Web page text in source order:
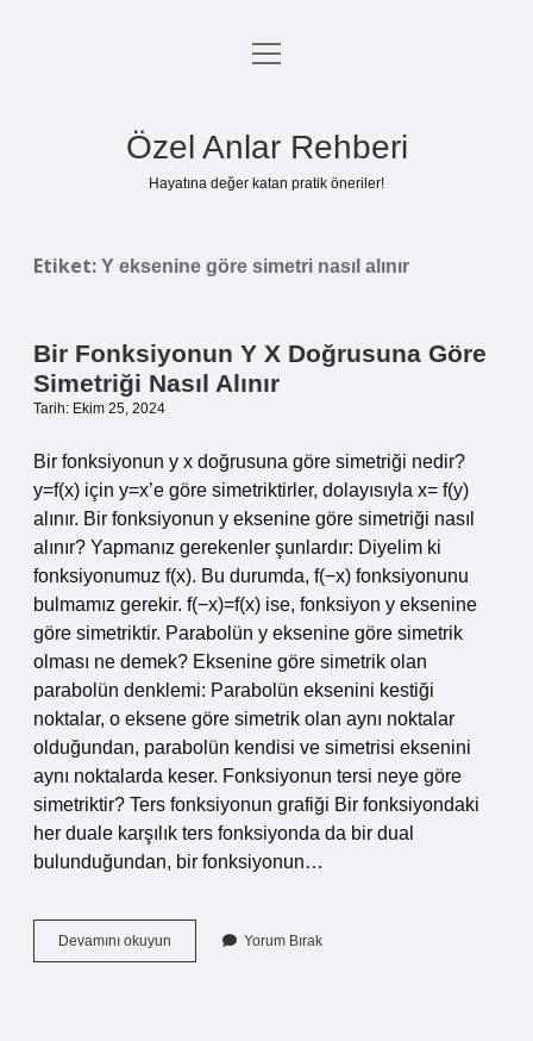
Anasayfa
menüyü
Özel Anlar Rehberi
Hayatına değer katan pratik öneriler!
Etiket: Y eksenine göre simetri nasıl alınır
Bir Fonksiyonun Y X Doğrusuna Göre
Simetriği Nasıl Alınır
Tarih: Ekim 25, 2024
Bir fonksiyonun y x doğrusuna göre simetriği nedir?
y=f(x) için y=x’e göre simetriktirler, dolayısıyla x= f(y)
alınır. Bir fonksiyonun y eksenine göre simetriği nasıl
alınır? Yapmanız gerekenler şunlardır: Diyelim ki
fonksiyonumuz f(x) . Bu durumda, f(−x) fonksiyonunu
bulmamız gerekir. f(−x)=f(x) ise, fonksiyon y eksenine
göre simetriktir. Parabolün y eksenine göre simetrik
olması ne demek? Eksenine göre simetrik olan
parabolün denklemi: Parabolün eksenini kestiği
noktalar, o eksene göre simetrik olan aynı noktalar
olduğundan, parabolün kendisi ve simetrisi eksenini
aynı noktalarda keser. Fonksiyonun tersi neye göre
simetriktir? Ters fonksiyonun grafiği Bir fonksiyondaki
her duale karşılık ters fonksiyonda da bir dual
bulunduğundan, bir fonksiyonun…
Devamını okuyun
Fonksiyonun
Yorum Bırak